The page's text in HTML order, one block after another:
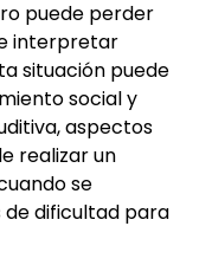
puede perder
interpretar
situación puede
social y
aspectos
realizar un
se
dificultad para